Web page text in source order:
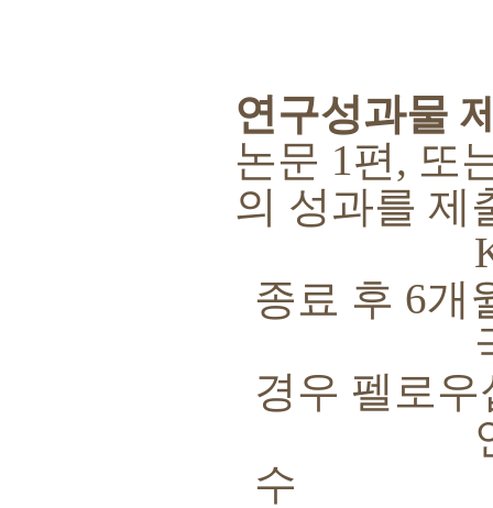
연구성과물
논문 1편, 또
의 성과를 제
종료 후 6개
국제전
경우 펠로
연구성
수